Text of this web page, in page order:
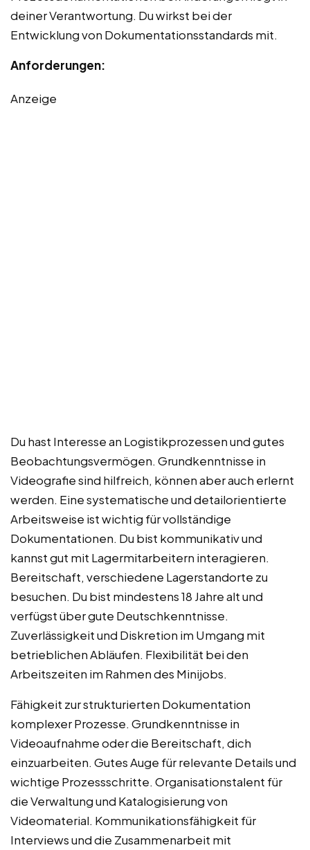
deiner Verantwortung. Du wirkst bei der
Entwicklung von Dokumentationsstandards mit.
Anforderungen:
Anzeige
Du hast Interesse an Logistikprozessen und gutes
Beobachtungsvermögen. Grundkenntnisse in
Videografie sind hilfreich, können aber auch erlernt
werden. Eine systematische und detailorientierte
Arbeitsweise ist wichtig für vollständige
Dokumentationen. Du bist kommunikativ und
kannst gut mit Lagermitarbeitern interagieren.
Bereitschaft, verschiedene Lagerstandorte zu
besuchen. Du bist mindestens 18 Jahre alt und
verfügst über gute Deutschkenntnisse.
Zuverlässigkeit und Diskretion im Umgang mit
betrieblichen Abläufen. Flexibilität bei den
Arbeitszeiten im Rahmen des Minijobs.
Fähigkeit zur strukturierten Dokumentation
komplexer Prozesse. Grundkenntnisse in
Videoaufnahme oder die Bereitschaft, dich
einzuarbeiten. Gutes Auge für relevante Details und
wichtige Prozessschritte. Organisationstalent für
die Verwaltung und Katalogisierung von
Videomaterial. Kommunikationsfähigkeit für
Interviews und die Zusammenarbeit mit